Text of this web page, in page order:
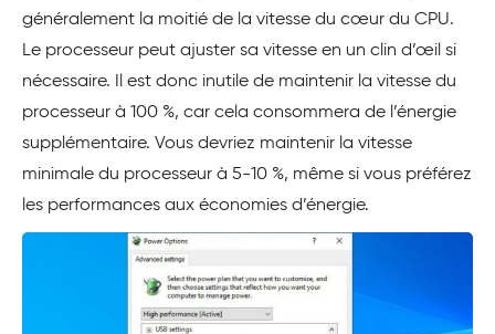
généralement la moitié de la vitesse du cœur du CPU.
Le processeur peut ajuster sa vitesse en un clin d’œil si
nécessaire. Il est donc inutile de maintenir la vitesse du
processeur à 100 %, car cela consommera de l’énergie
supplémentaire. Vous devriez maintenir la vitesse
minimale du processeur à 5-10 %, même si vous préférez
les performances aux économies d’énergie.